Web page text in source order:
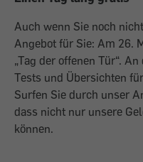
Auch wenn Sie noch
Angebot für Sie: Am 26.
„Tag der offenen Tür“.
Tests und Übersichten
Surfen Sie durch unser
dass nicht nur unsere
können.